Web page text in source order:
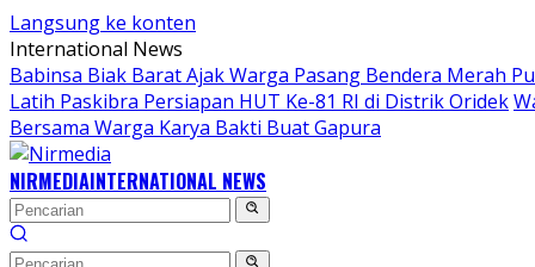
Langsung ke konten
International News
Babinsa Biak Barat Ajak Warga Pasang Bendera Merah
Latih Paskibra Persiapan HUT Ke-81 RI di Distrik Oridek
Bersama Warga Karya Bakti Buat Gapura
NIRMEDIAINTERNATIONAL NEWS